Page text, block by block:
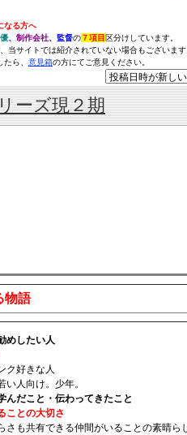
なる方へ
、 制作会社、監督の７項目 区分けしています。
当サイトでは紹介されていない場合もございます
ら、 意見箱の方にてご意見ください。
ーズ現２期
物語
めしたい人
ク好きな人
い人向け。少年。
んだこと・伝わってきたこと
ことの大切さ
さも共有できる仲間がいることの素晴ら